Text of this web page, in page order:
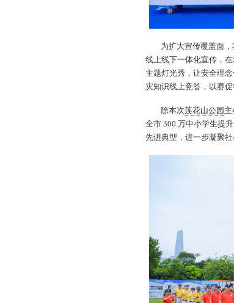
为扩大宣传覆盖面
线上线下一体化宣传，
主题灯光秀，让安全理
灾知识线上竞答，以赛
除本次莲花山公园
全市 300 万中小学生提
先进典型，进一步凝聚社